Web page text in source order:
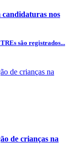
nos
são registrados...
de crianças na